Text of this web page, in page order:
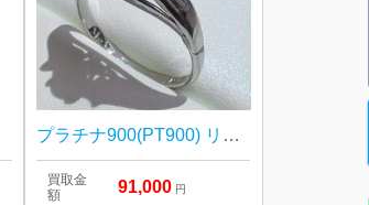
プラチナ900(PT900) リング 宝石付き 指輪 アクセサリー
買取金
額
91,000 円